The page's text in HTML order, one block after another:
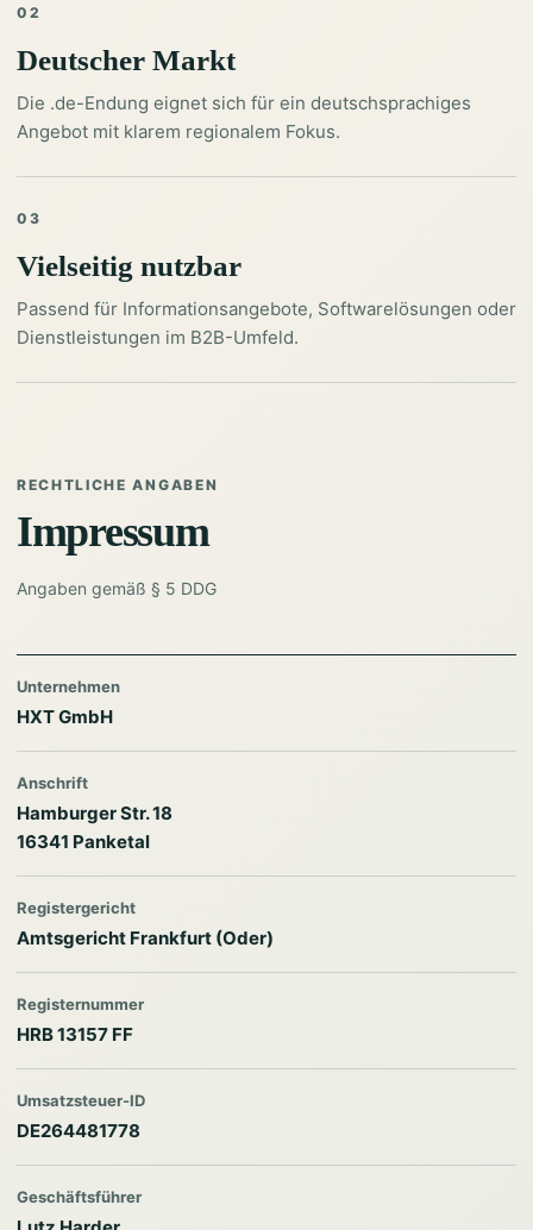
02
Deutscher Markt
Die .de-Endung eignet sich für ein deutschsprachiges
Angebot mit klarem regionalem Fokus.
03
Vielseitig nutzbar
Passend für Informationsangebote, Softwarelösungen oder
Dienstleistungen im B2B-Umfeld.
RECHTLICHE ANGABEN
Impressum
Angaben gemäß § 5 DDG
Unternehmen
HXT GmbH
Anschrift
Hamburger Str. 18
16341 Panketal
Registergericht
Amtsgericht Frankfurt (Oder)
Registernummer
HRB 13157 FF
Umsatzsteuer-ID
DE264481778
Geschäftsführer